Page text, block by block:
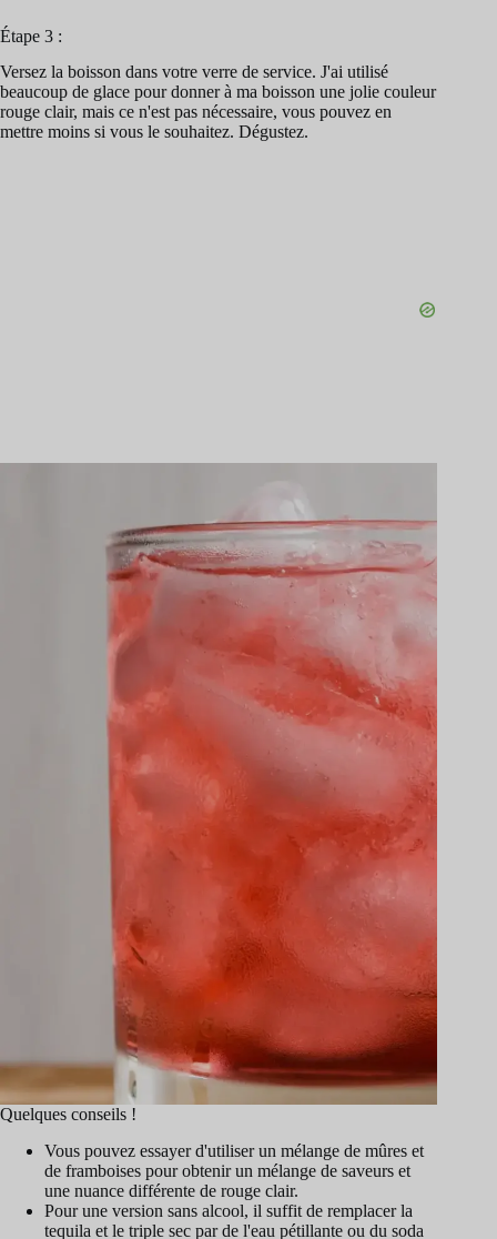
Étape 3 :
Versez la boisson dans votre verre de service. J'ai utilisé
beaucoup de glace pour donner à ma boisson une jolie couleur
rouge clair, mais ce n'est pas nécessaire, vous pouvez en
mettre moins si vous le souhaitez. Dégustez.
Quelques conseils !
Vous pouvez essayer d'utiliser un mélange de mûres et
de framboises pour obtenir un mélange de saveurs et
une nuance différente de rouge clair.
Pour une version sans alcool, il suffit de remplacer la
tequila et le triple sec par de l'eau pétillante ou du soda